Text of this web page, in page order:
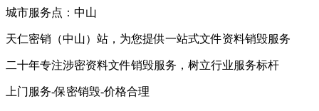
城市服务点：中山
天仁密销（中山）站，为您提供一站式文件资料销毁服务
二十年专注涉密资料文件销毁服务，树立行业服务标杆
上门服务-保密销毁-价格合理